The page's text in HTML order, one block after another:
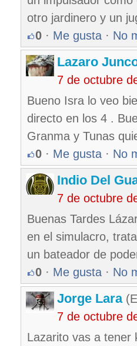
otro jardinero y un
0 · Me gusta · No
Lazaro
7 de octubre
Bueno Isra lo veo
directo en los 4 .
Granma y Tunas
0 · Me gusta · No
Indio Del
7 de octubre
Buenas Tardes
en el simulacro,
un bateador de
0 · Me gusta · No
Jorge Lara
7 de octubre
Lazarito vas a tener